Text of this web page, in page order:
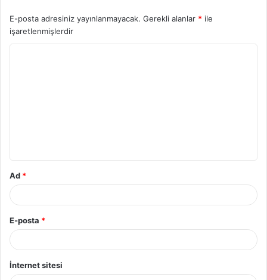
E-posta adresiniz yayınlanmayacak. Gerekli alanlar * ile
işaretlenmişlerdir
Ad *
E-posta *
İnternet sitesi